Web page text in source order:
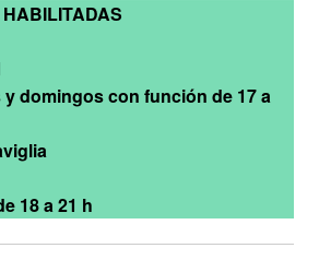
y domingos con función de 17 a
18 a 21 h